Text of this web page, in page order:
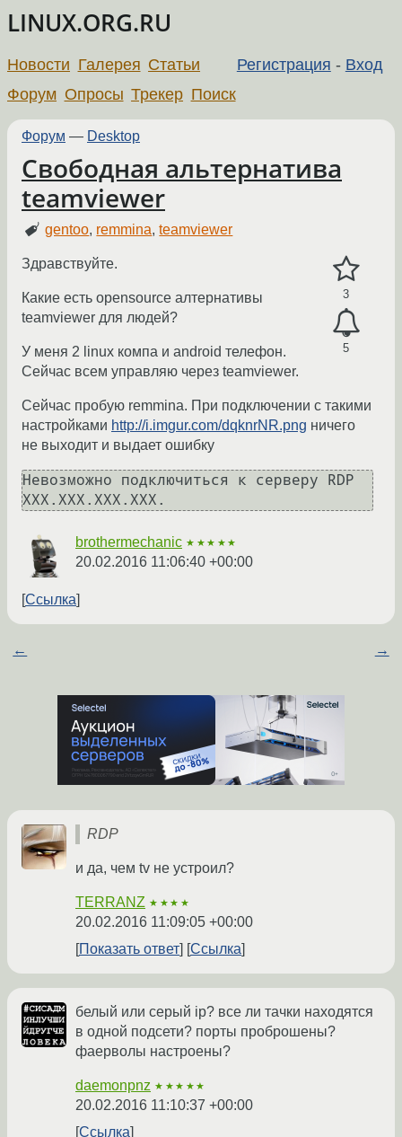
LINUX.ORG.RU
Регистрация - Вход
Новости Галерея Статьи
Форум Опросы Трекер Поиск
Форум — Desktop
Свободная альтернатива
teamviewer
gentoo, remmina,teamviewer
3
5
Здравствуйте.
Какие есть opensource алтернативы
teamviewer для людей?
У меня 2 linux компа и android телефон.
Сейчас всем управляю через teamviewer.
Сейчас пробую remmina. При подключении с такими
настройками http://i.imgur.com/dqknrNR.png ничего
не выходит и выдает ошибку
Невозможно подключиться к серверу RDP
XXX.XXX.XXX.XXX.
brothermechanic ★★★★★
20.02.2016 11:06:40 +00:00
Ссылка
← →
RDP
и да, чем tv не устроил?
TERRANZ ★★★★
20.02.2016 11:09:05 +00:00
Показать ответ
Ссылка
белый или серый ip? все ли тачки находятся
в одной подсети? порты проброшены?
фаерволы настроены?
daemonpnz ★★★★★
20.02.2016 11:10:37 +00:00
Ссылка